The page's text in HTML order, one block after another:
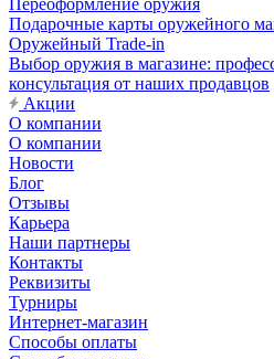
Переоформление оружия
Подарочные карты оружейного
Оружейный Trade-in
Выбор оружия в магазине:
консультация от наших продавцов
Акции
О компании
О компании
Новости
Блог
Отзывы
Карьера
Наши партнеры
Контакты
Реквизиты
Турниры
Интернет-магазин
Способы оплаты